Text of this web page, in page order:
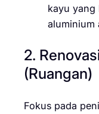
kayu yang
aluminium
2.
(Ruangan)
Fokus pada